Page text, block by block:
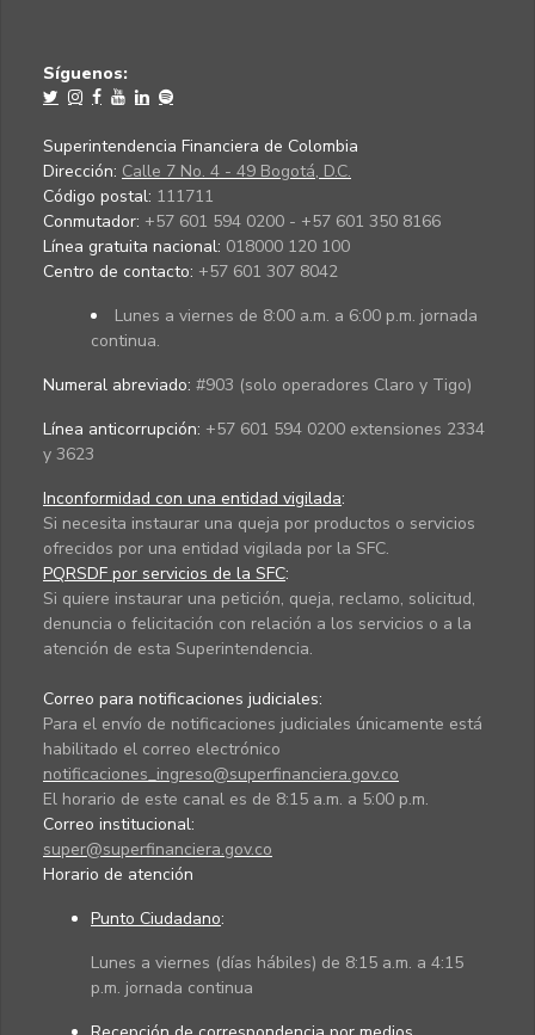
Síguenos:
Superintendencia Financiera de Colombia
Dirección: Calle 7 No. 4 - 49 Bogotá, D.C.
Código postal: 111711
Conmutador: +57 601 594 0200 - +57 601 350 8166
Línea gratuita nacional: 018000 120 100
Centro de contacto: +57 601 307 8042
Lunes a viernes de 8:00 a.m. a 6:00 p.m. jornada
continua.
Numeral abreviado: #903 (solo operadores Claro y Tigo)
Línea anticorrupción: +57 601 594 0200 extensiones 2334
y 3623
Inconformidad con una entidad vigilada:
Si necesita instaurar una queja por productos o servicios
ofrecidos por una entidad vigilada por la SFC.
PQRSDF por servicios de la SFC:
Si quiere instaurar una petición, queja, reclamo, solicitud,
denuncia o felicitación con relación a los servicios o a la
atención de esta Superintendencia.
Correo para notificaciones judiciales:
Para el envío de notificaciones judiciales únicamente está
habilitado el correo electrónico
notificaciones_ingreso@superfinanciera.gov.co
El horario de este canal es de 8:15 a.m. a 5:00 p.m.
Correo institucional:
super@superfinanciera.gov.co
Horario de atención
Punto Ciudadano:
Lunes a viernes (días hábiles) de 8:15 a.m. a 4:15
p.m. jornada continua